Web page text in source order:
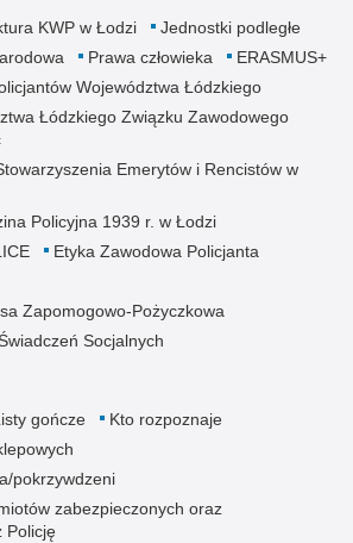
KWP w Łodzi
Jednostki podległe
Prawa człowieka
ERASMUS+
Województwa Łódzkiego
Łódzkiego Związku Zawodowego
Emerytów i Rencistów w
Policyjna 1939 r. w Łodzi
Etyka Zawodowa Policjanta
Zapomogowo-Pożyczkowa
Socjalnych
gończe
Kto rozpoznaje
pokrzywdzeni
zabezpieczonych oraz
Policję